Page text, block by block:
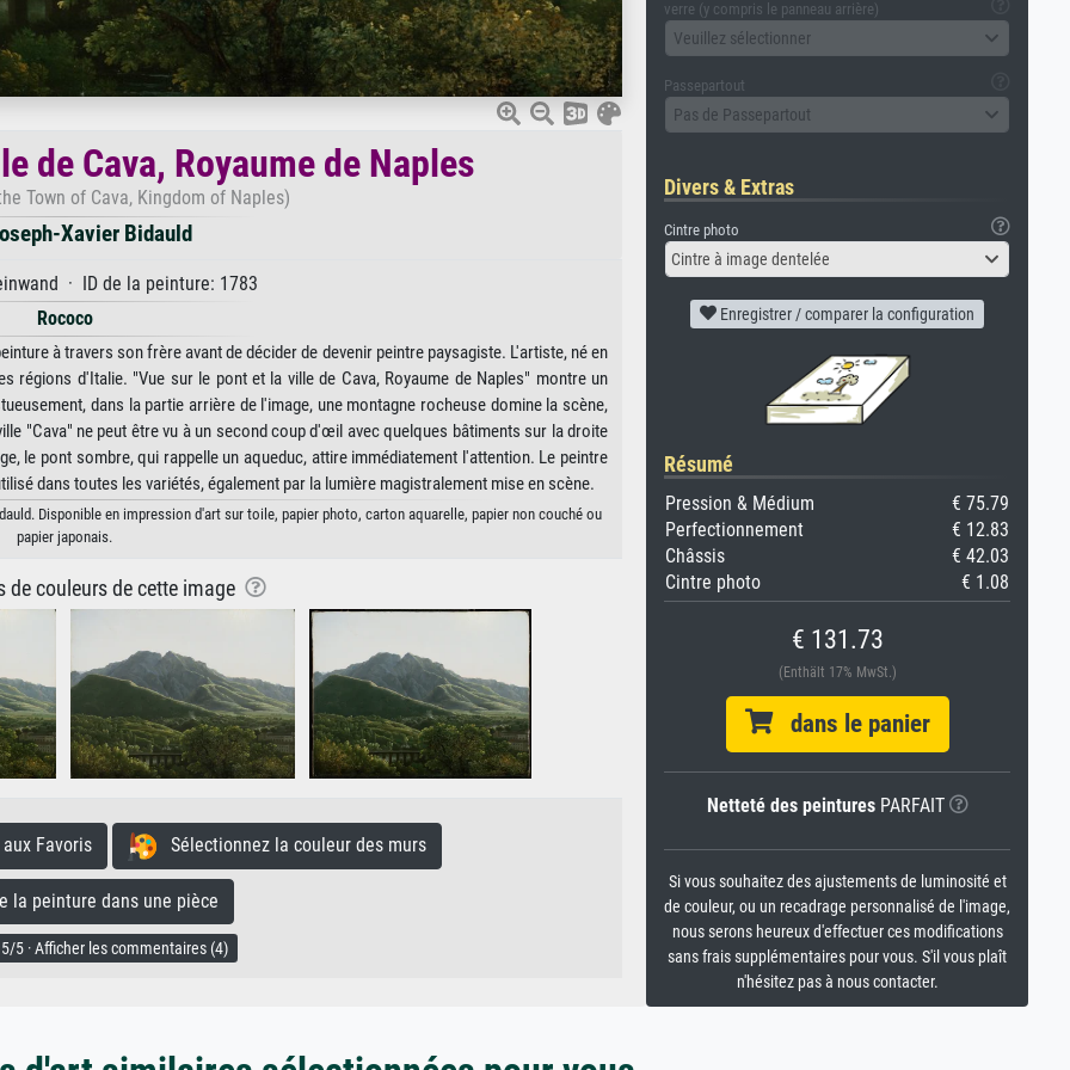
de Cava, Royaume de Naples
Town of Cava, Kingdom of Naples)
Xavier Bidauld
· ID de la peinture: 1783
Rococo
à travers son frère avant de décider de devenir peintre paysagiste. L'artiste, né en
régions d'Italie. "Vue sur le pont et la ville de Cava, Royaume de Naples" montre un
dans la partie arrière de l'image, une montagne rocheuse domine la scène,
"Cava" ne peut être vu à un second coup d'œil avec quelques bâtiments sur la droite
le pont sombre, qui rappelle un aqueduc, attire immédiatement l'attention. Le peintre
dans toutes les variétés, également par la lumière magistralement mise en scène.
Disponible en impression d'art sur toile, papier photo, carton aquarelle, papier non couché ou
papier japonais.
de couleurs de cette image
Favoris Sélectionnez la couleur des murs
peinture dans une pièce
5 · Afficher les commentaires (4)
verre (y compris le panneau arrière)
Veuillez sélectionner
Passepartout
Pas de Passepartout
Divers & Extras
Cintre photo
Cintre à image dentelée
Enregistrer / comparer la configuration
Résumé
Pression & Médium
€ 75.79
Perfectionnement
€ 12.83
Châssis
€ 42.03
Cintre photo
€ 1.08
€ 131.73
(Enthält 17% MwSt.)
dans le panier
Netteté des peinturesPARFAIT
Si vous souhaitez des ajustements de luminosité et
de couleur, ou un recadrage personnalisé de l'image,
nous serons heureux d'effectuer ces modifications
sans frais supplémentaires pour vous. S'il vous plaît
n'hésitez pas à nous contacter.